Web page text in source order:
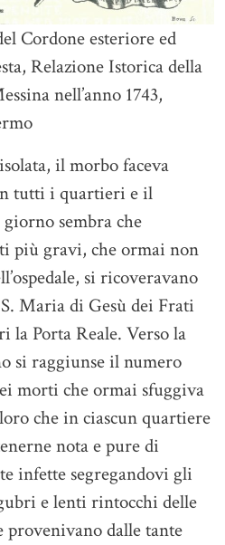
Cordone esteriore ed
Relazione Istorica della
nell’anno 1743,
il morbo faceva
tutti i quartieri e il
sembra che
più gravi, che ormai non
si ricoveravano
Maria di Gesù dei Frati
Porta Reale. Verso la
si raggiunse il numero
morti che ormai sfuggiva
che in ciascun quartiere
nota e pure di
infette segregandovi gli
e lenti rintocchi delle
provenivano dalle tante